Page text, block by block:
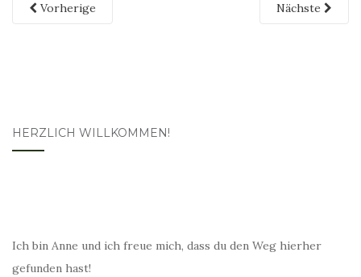
Vorherige Nächste
HERZLICH WILLKOMMEN!
Ich bin Anne und ich freue mich, dass du den Weg hierher
gefunden hast!